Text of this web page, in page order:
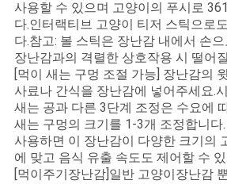
세
요
BLOG/NEWS
사
이
사용할 수 있으며 고양이의 푸시로
다.인터랙티브 고양이 티저 스틱으로
다.참고: 볼 스틱은 장난감 내에서 손
장난감과의 격렬한 상호작용 시 떨어
[먹이 새는 구멍 조절 가능] 장난감의
사료나 간식을 장난감에 넣어주세요.
새는 공과 다른 3단계 조정은 수요에
새는 구멍의 크기를 1-3개 조정합니다
사용하면 이 장난감이 다양한 크기의
에 맞고 음식 유출 속도도 제어할 수
[먹이주기장난감]일반 고양이장난감